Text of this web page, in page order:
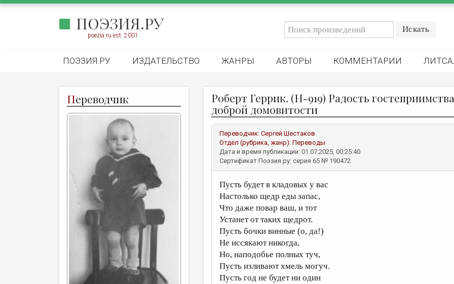
ПОЭЗИЯ.РУ
poezia.ru est. 2001
ПОЭЗИЯ.РУ ИЗДАТЕЛЬСТВО ЖАНРЫ АВТОРЫ КОММЕНТАРИИ
Переводчик
Роберт Геррик. (H-919) Радость
доброй домовитости
Переводчик: Сергей Шестаков
Отдел (рубрика, жанр): Переводы
Дата и время публикации: 01.07.2025, 00:25:40
Сертификат Поэзия.ру: серия 65 № 190472
Пусть будет в кладовых у вас
Настолько щедр еды запас,
Что даже повар ваш, и тот
Устанет от таких щедрот.
Пусть бочки винные (о, да!)
Не иссякают никогда,
Но, наподобье полных туч,
Пусть изливают хмель могуч.
Пусть год не будет ни один